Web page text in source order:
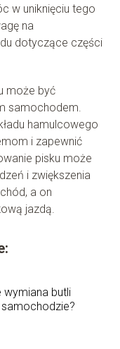
w uniknięciu tego
na
dotyczące części
może być
samochodem.
hamulcowego
i zapewnić
pisku może
i zwiększenia
a on
jazdą.
wymiana butli